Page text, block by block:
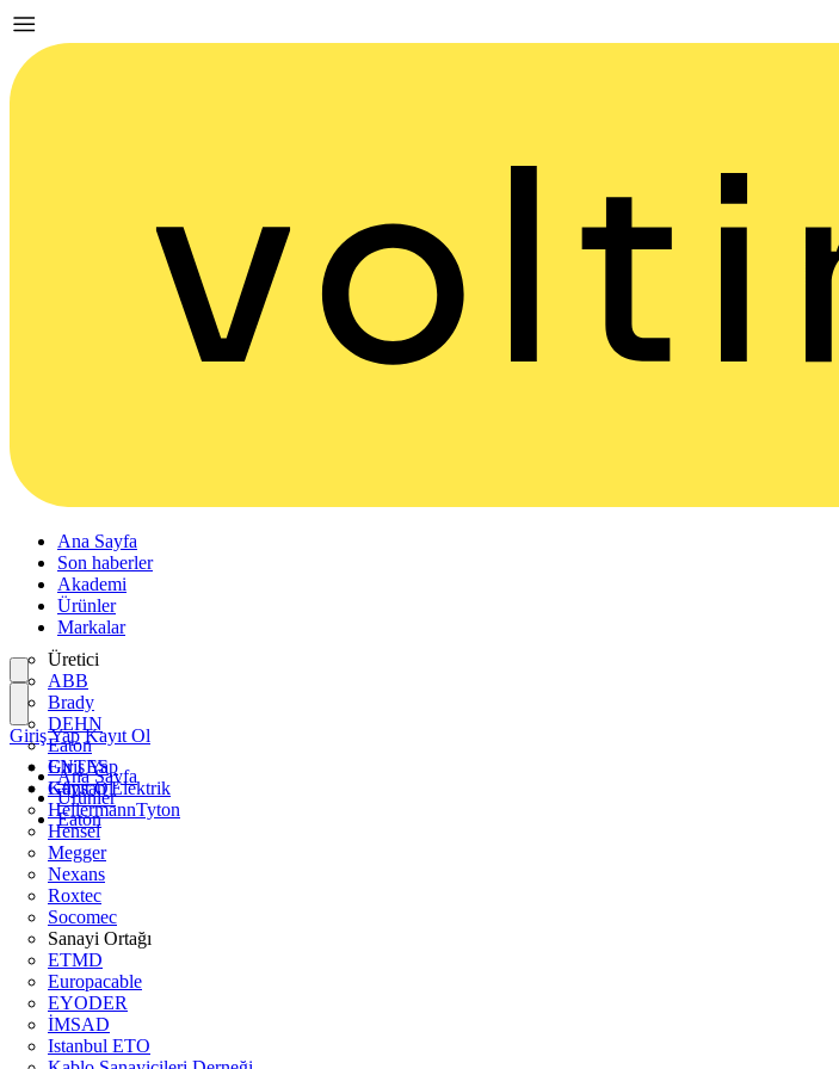
Ana Sayfa
Son haberler
Akademi
Ürünler
Markalar
Üretici
ABB
Brady
DEHN
Eaton
ENTES
Günsan Elektrik
HellermannTyton
Hensel
Megger
Nexans
Roxtec
Socomec
Sanayi Ortağı
ETMD
Europacable
EYODER
İMSAD
Istanbul ETO
Giriş Yap
Kayıt Ol
Giriş Yap Kayıt Ol
Ana Sayfa
Ürünler
Eaton